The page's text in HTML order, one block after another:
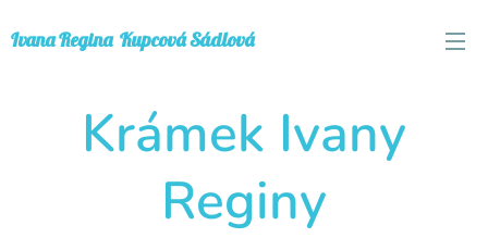
IvanaRegina Kupcová Sádlová
Krámek Ivany
Reginy